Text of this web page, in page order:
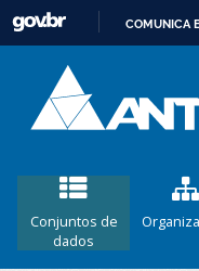
COMUNICA
Conjuntos de
dados